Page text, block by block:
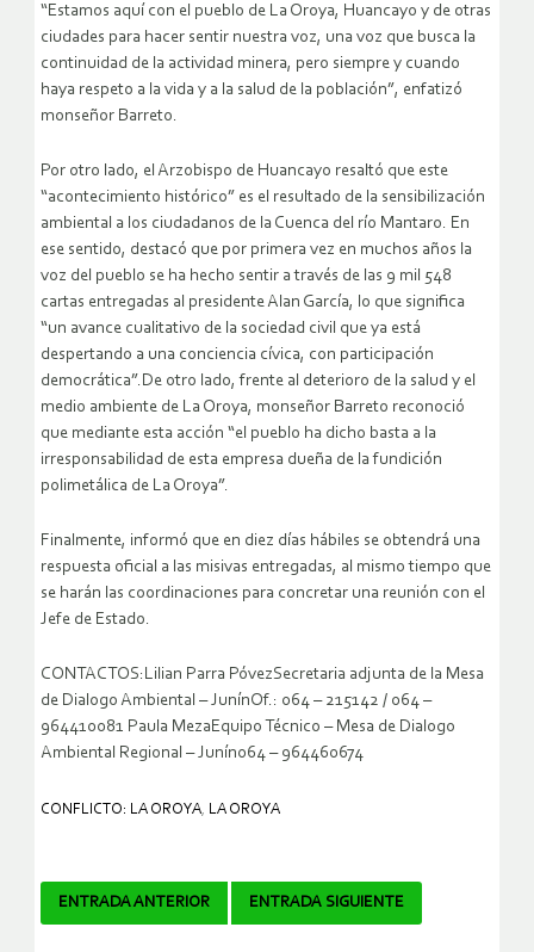
“Estamos aquí con el pueblo de La Oroya, Huancayo y de otras
ciudades para hacer sentir nuestra voz, una voz que busca la
continuidad de la actividad minera, pero siempre y cuando
haya respeto a la vida y a la salud de la población”, enfatizó
monseñor Barreto.
Por otro lado, el Arzobispo de Huancayo resaltó que este
“acontecimiento histórico” es el resultado de la sensibilización
ambiental a los ciudadanos de la Cuenca del río Mantaro. En
ese sentido, destacó que por primera vez en muchos años la
voz del pueblo se ha hecho sentir a través de las 9 mil 548
cartas entregadas al presidente Alan García, lo que significa
“un avance cualitativo de la sociedad civil que ya está
despertando a una conciencia cívica, con participación
democrática”.De otro lado, frente al deterioro de la salud y el
medio ambiente de La Oroya, monseñor Barreto reconoció
que mediante esta acción “el pueblo ha dicho basta a la
irresponsabilidad de esta empresa dueña de la fundición
polimetálica de La Oroya”.
Finalmente, informó que en diez días hábiles se obtendrá una
respuesta oficial a las misivas entregadas, al mismo tiempo que
se harán las coordinaciones para concretar una reunión con el
Jefe de Estado.
CONTACTOS:Lilian Parra PóvezSecretaria adjunta de la Mesa
de Dialogo Ambiental – JunínOf.: 064 – 215142 / 064 –
964410081 Paula MezaEquipo Técnico – Mesa de Dialogo
Ambiental Regional – Junín064 – 964460674
CONFLICTO: LA OROYA, LA OROYA
Navegador
ENTRADA ANTERIOR ENTRADA SIGUIENTE